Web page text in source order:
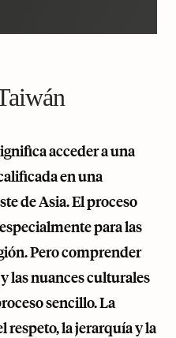
acceder a una
en una
de Asia. El proceso
para las
Pero comprender
las nuances culturales
sencillo. La
respeto, la jerarquía y la